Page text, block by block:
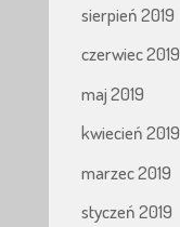
sierpień 2019
czerwiec 2019
maj 2019
kwiecień 2019
marzec 2019
styczeń 2019